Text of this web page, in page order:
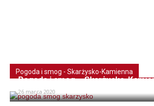
Pogoda i smog - Skarżysko-Kamienna
Pogoda i smog – Skarżysko-
26 marca 2020